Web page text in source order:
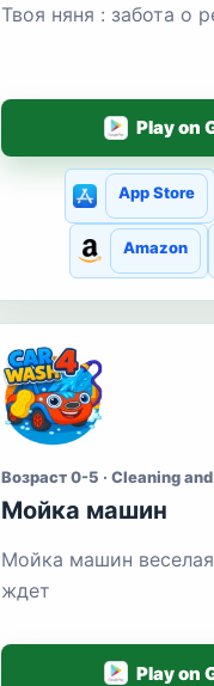
Твоя няня : забота о
Play on
App Store
Amazon
Возраст 0-5 · Cleaning
Мойка машин
Мойка машин
ждет
Play on